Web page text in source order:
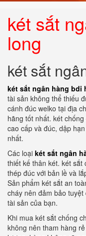
két sắt
long
két sắt
két sắt ngân hàng bdi
tài sản không thể thiếu
cánh đúc welko tại địa
hãng tốt nhất. két
cao cấp và đúc, dập
nhất.
Các loại két sắt ngân
thiết kế thân két. két
thép đúc với bản lề và
Sản phẩm két sắt an
cháy nên đảm bảo
tài sản của bạn.
Khi mua két sắt chống
không nên tham hàng